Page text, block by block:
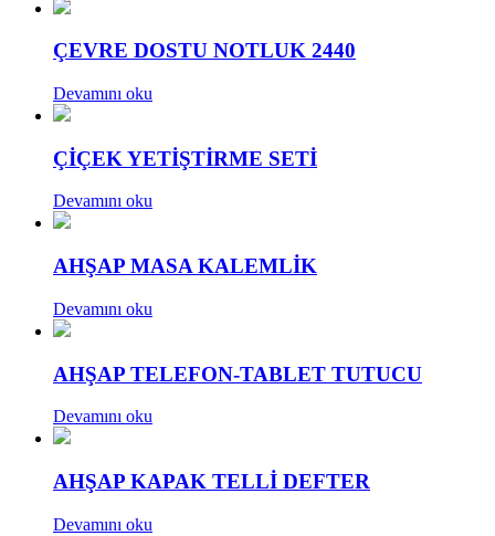
ÇEVRE DOSTU NOTLUK 2440
Devamını oku
ÇİÇEK YETİŞTİRME SETİ
Devamını oku
AHŞAP MASA KALEMLİK
Devamını oku
AHŞAP TELEFON-TABLET TUTUCU
Devamını oku
AHŞAP KAPAK TELLİ DEFTER
Devamını oku